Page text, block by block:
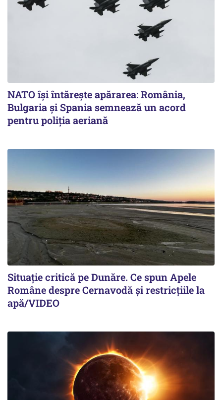
NATO își întărește apărarea: România,
Bulgaria și Spania semnează un acord
pentru poliția aeriană
Situație critică pe Dunăre. Ce spun Apele
Române despre Cernavodă și restricțiile la
apă/VIDEO